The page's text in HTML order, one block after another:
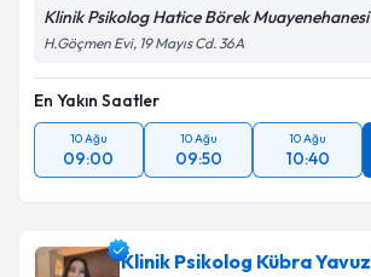
Klinik Psikolog Hatice Börek Muayenehanesi
H.Göçmen Evi, 19 Mayıs Cd. 36A
En Yakın Saatler
10 Ağu
09:00
10 Ağu
09:50
10 Ağu
10:40
Klinik Psikolog Kübra Yavuz